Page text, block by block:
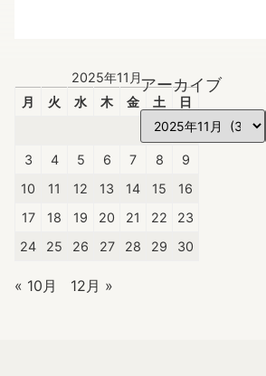
2025年11月
月
火 水 木 金 土
日
1
2
3
4 5 6 7 8
9
10
11 12 13 14 15
16
17
18 19 20 21 22
23
24
25 26 27 28 29 30
« 10月 12月 »
アーカイブ